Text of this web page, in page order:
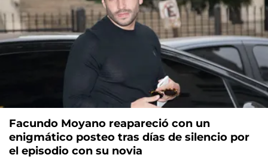
Facundo Moyano reapareció con un
enigmático posteo tras días de silencio por
el episodio con su novia